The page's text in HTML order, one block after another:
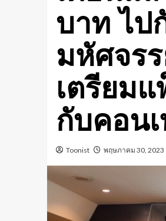
บาท ไป
มหัศจร
เตรียม
กับคอน
Toonist พฤษภาคม 30, 2023